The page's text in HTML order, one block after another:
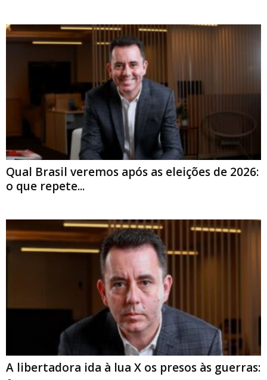
Qual Brasil veremos após as eleições de 2026:
o que repete...
A libertadora ida à lua X os presos às guerras: